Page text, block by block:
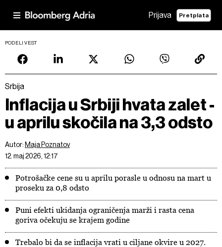
Prijava Pretplata
PODELI VEST
Srbija
Inflacija u Srbiji hvata zalet -
u aprilu skočila na 3,3 odsto
Autor: Maja Poznatov
12. maj 2026, 12:17
Potrošačke cene su u aprilu porasle u odnosu na mart u
proseku za 0,8 odsto
Puni efekti ukidanja ograničenja marži i rasta cena
goriva očekuju se krajem godine
Trebalo bi da se inflacija vrati u ciljane okvire u 2027.